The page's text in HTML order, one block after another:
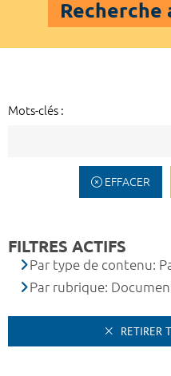
Recherche
Mots-clés :
EFFACER
FILTRES ACTIFS
Par type de contenu:
Par rubrique:
RETIRER